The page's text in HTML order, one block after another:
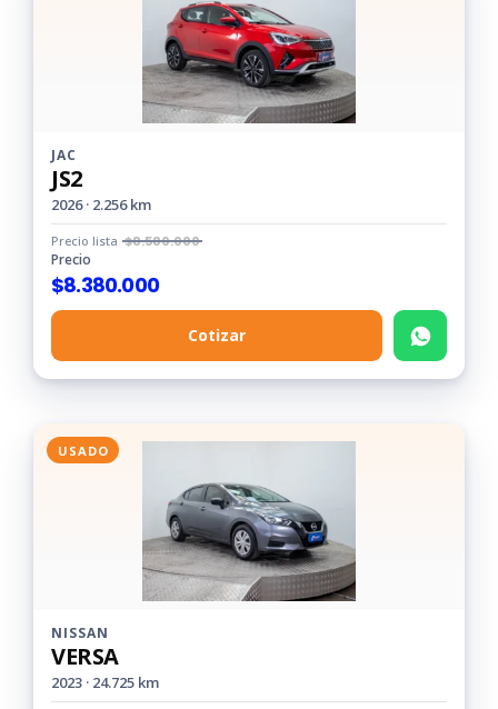
JAC
JS2
2026 · 2.256 km
Precio lista $8.580.000
Precio
$8.380.000
Cotizar
USADO
NISSAN
VERSA
2023 · 24.725 km